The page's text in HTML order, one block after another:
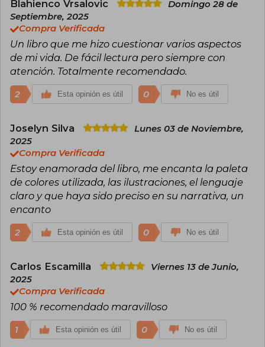
sociales donde comunica enseñanzas de
diferentes filósofos y sociólogos.
En redes sociales la pueden encontrar como:
lu.beccassino
Blahienco Vrsalovic
Domingo 28 de
Septiembre, 2025
Compra Verificada
Un libro que me hizo cuestionar varios aspectos
de mi vida. De fácil lectura pero siempre con
atención. Totalmente recomendado.
2 Esta opinión es útil 0 No es útil
Joselyn Silva
Lunes 03 de Noviembre,
2025
Compra Verificada
Estoy enamorada del libro, me encanta la paleta
de colores utilizada, las ilustraciones, el lenguaje
claro y que haya sido preciso en su narrativa, un
encanto
2 Esta opinión es útil 0 No es útil
Carlos Escamilla
Viernes 13 de Junio,
2025
Compra Verificada
100 % recomendado maravilloso
1 Esta opinión es útil 0 No es útil